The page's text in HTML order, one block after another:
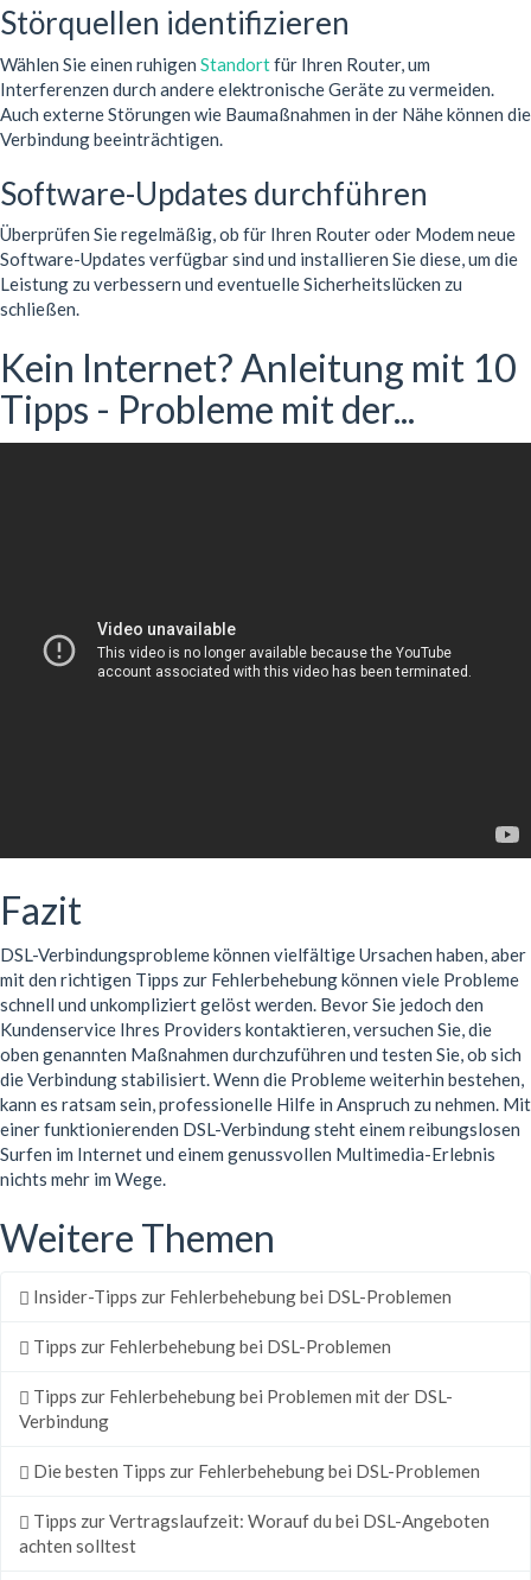
Störquellen identifizieren
Wählen Sie einen ruhigen Standortfür Ihren Router, um
Interferenzen durch andere elektronische Geräte zu vermeiden.
Auch externe Störungen wie Baumaßnahmen in der Nähe können die
Verbindung beeinträchtigen.
Software-Updates durchführen
Überprüfen Sie regelmäßig, ob für Ihren Router oder Modem neue
Software-Updates verfügbar sind und installieren Sie diese, um die
Leistung zu verbessern und eventuelle Sicherheitslücken zu
schließen.
Kein Internet? Anleitung mit 10
Tipps - Probleme mit der...
Fazit
DSL-Verbindungsprobleme können vielfältige Ursachen haben, aber
mit den richtigen Tipps zur Fehlerbehebung können viele Probleme
schnell und unkompliziert gelöst werden. Bevor Sie jedoch den
Kundenservice Ihres Providers kontaktieren, versuchen Sie, die
oben genannten Maßnahmen durchzuführen und testen Sie, ob sich
die Verbindung stabilisiert. Wenn die Probleme weiterhin bestehen,
kann es ratsam sein, professionelle Hilfe in Anspruch zu nehmen. Mit
einer funktionierenden DSL-Verbindung steht einem reibungslosen
Surfen im Internet und einem genussvollen Multimedia-Erlebnis
nichts mehr im Wege.
Weitere Themen
Insider-Tipps zur Fehlerbehebung bei DSL-Problemen
Tipps zur Fehlerbehebung bei DSL-Problemen
Tipps zur Fehlerbehebung bei Problemen mit der DSL-
Verbindung
Die besten Tipps zur Fehlerbehebung bei DSL-Problemen
Tipps zur Vertragslaufzeit: Worauf du bei DSL-Angeboten
achten solltest